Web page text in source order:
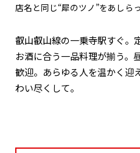
店名と同じ“犀のツノ”をあしら
叡山叡山線の一乗寺駅すぐ。
お酒に合う一品料理が揃う。
歓迎。あらゆる人を温かく迎
わい尽くして。